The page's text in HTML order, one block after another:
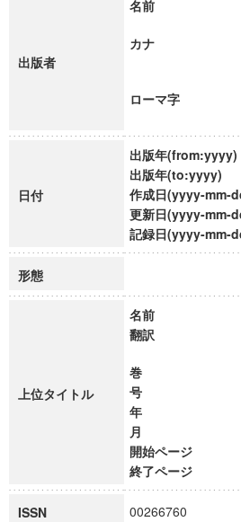
出版者
名前
カナ
ローマ字
日付
出版年(from:yyyy)
出版年(to:yyyy)
作成日(yyyy-mm-
更新日(yyyy-mm-
記録日(yyyy-mm-
形態
上位タイトル
名前
翻訳
巻
号
年
月
開始ページ
終了ページ
ISSN 00266760